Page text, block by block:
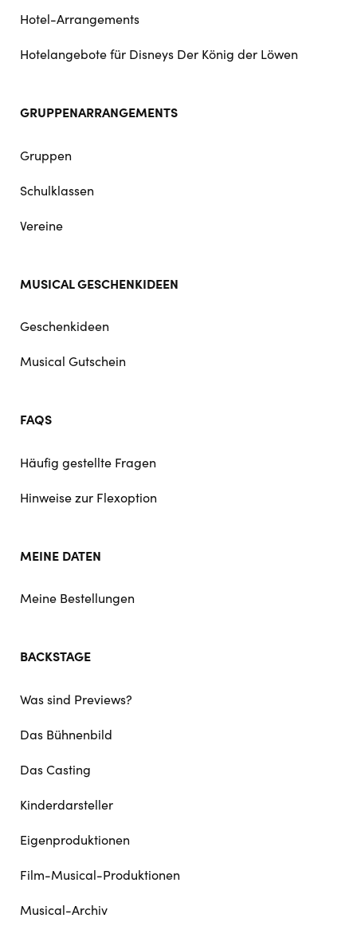
Hotel-Arrangements
Hotelangebote für Disneys Der König der Löwen
GRUPPENARRANGEMENTS
Gruppen
Schulklassen
Vereine
MUSICAL GESCHENKIDEEN
Geschenkideen
Musical Gutschein
FAQS
Häufig gestellte Fragen
Hinweise zur Flexoption
MEINE DATEN
Meine Bestellungen
BACKSTAGE
Was sind Previews?
Das Bühnenbild
Das Casting
Kinderdarsteller
Eigenproduktionen
Film-Musical-Produktionen
Musical-Archiv